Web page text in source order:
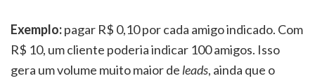
Exemplo:pagar R$ 0,10 por cada amigo indicado. Com
R$ 10, um cliente poderia indicar 100 amigos. Isso
gera um volume muito maior deleads, ainda que o